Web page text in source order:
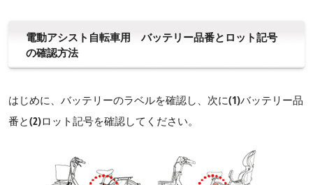
電動アシスト自転車用 バッテリー品番とロット記号
の確認方法
はじめに、バッテリーのラベルを確認し、次に(1)バッテリー品
番と(2)ロット記号を確認してください。